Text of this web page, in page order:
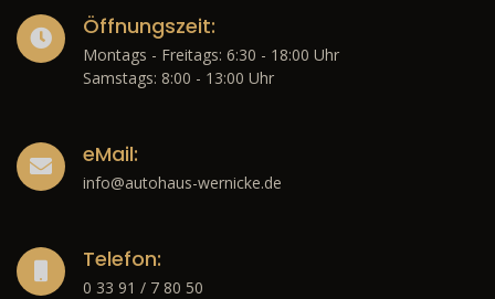
Öffnungszeit:
Montags - Freitags: 6:30 - 18:00 Uhr
Samstags: 8:00 - 13:00 Uhr
eMail:
info@autohaus-wernicke.de
Telefon:
0 33 91 / 7 80 50